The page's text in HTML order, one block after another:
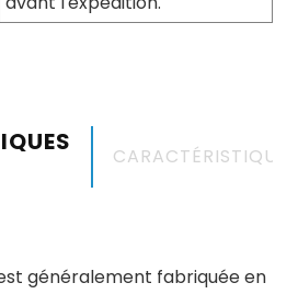
généralement fabriquée en